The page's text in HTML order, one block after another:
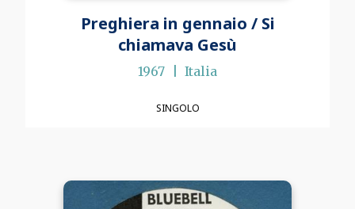
Preghiera in gennaio / Si
chiamava Gesù
1967 Italia
SINGOLO